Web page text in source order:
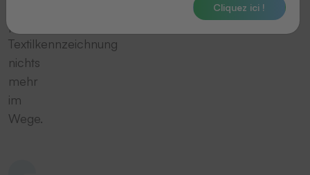
professionellen
Textilkennzeichnung
nichts
mehr
im
Wege.
Cliquez ici !